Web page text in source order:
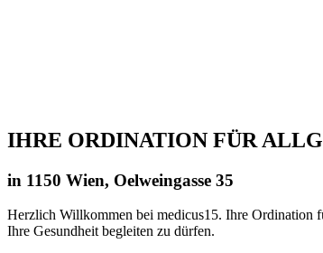
IHRE ORDINATION FÜR
in 1150 Wien, Oelweingasse 35
Herzlich Willkommen bei medicus15. Ihre Ordination
Ihre Gesundheit begleiten zu dürfen.